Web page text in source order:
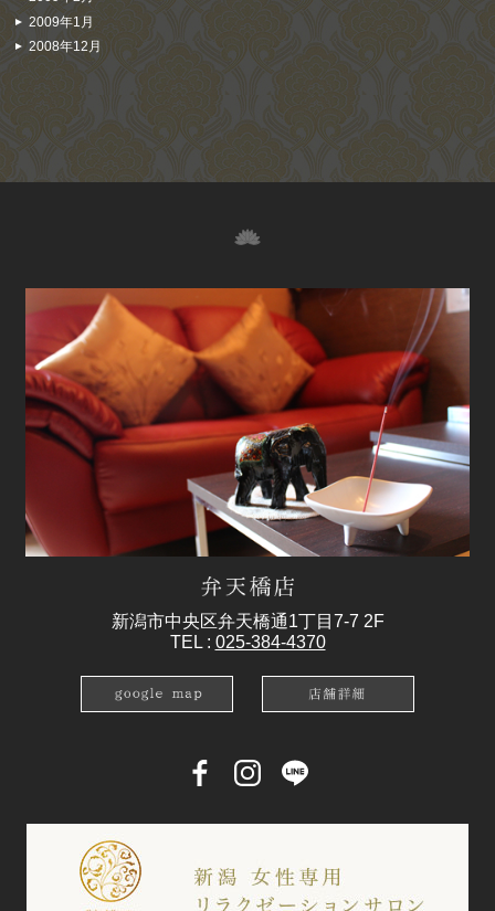
2009年1月
2008年12月
新潟市中央区弁天橋通1丁目7-7 2F
TEL : 025-384-4370